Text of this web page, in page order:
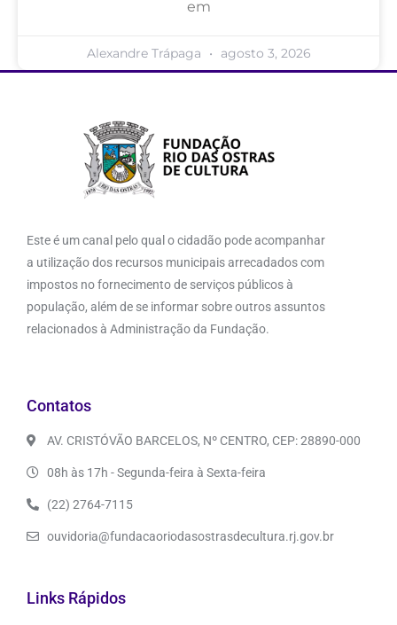
em
Alexandre Trápaga agosto 3, 2026
Este é um canal pelo qual o cidadão pode acompanhar
a utilização dos recursos municipais arrecadados com
impostos no fornecimento de serviços públicos à
população, além de se informar sobre outros assuntos
relacionados à Administração da Fundação.
Contatos
AV. CRISTÓVÃO BARCELOS, Nº CENTRO, CEP: 28890-000
08h às 17h - Segunda-feira à Sexta-feira
(22) 2764-7115
ouvidoria@fundacaoriodasostrasdecultura.rj.gov.br
Links Rápidos